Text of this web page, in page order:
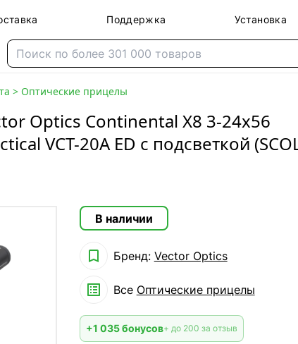
Поддержка Установка
> Оптические прицелы
Optics Continental X8 3-24x56
VCT-20A ED с подсветкой
В наличии
 Бренд: Vector Optics
 Все Оптические прицелы
+1 035 бонусов+ до 200 за отзыв